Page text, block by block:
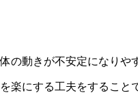
の動きが不安定になりや
楽にする工夫をすること